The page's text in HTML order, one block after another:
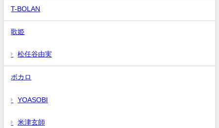
T-BOLAN
歌姫
松任谷由実
ボカロ
YOASOBI
米津玄師